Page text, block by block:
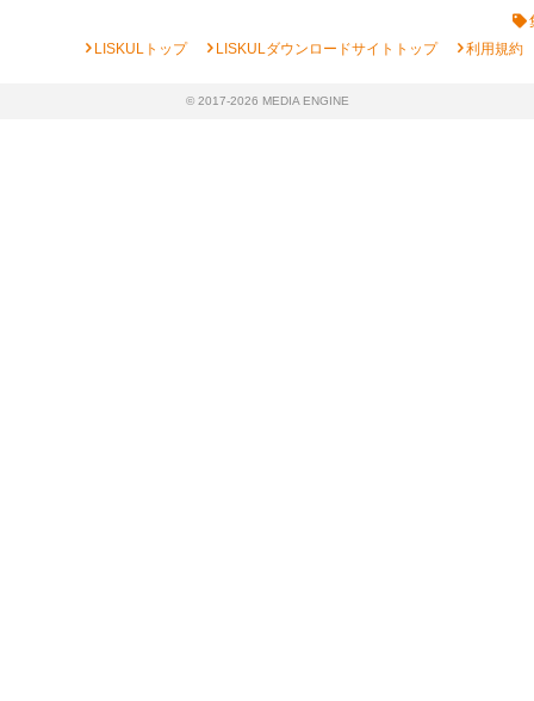
chevron_rightLISKULトップ chevron_rightLISKULダウンロードサイトトップ chevron_right利用規約
© 2017-2026 MEDIA ENGINE